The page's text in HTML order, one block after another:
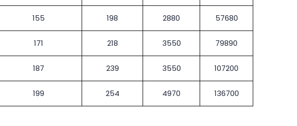
155 198 2880 57680
171 218 3550 79890
187 239 3550 107200
199 254 4970 136700